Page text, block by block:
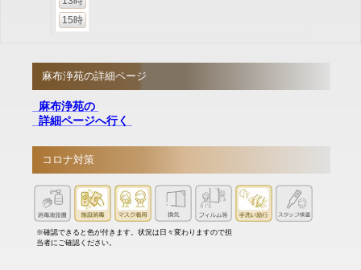
15時
麻布浄苑の詳細ページ
麻布浄苑の
詳細ページへ行く
コロナ対策
※確認できると色が付きます。状況は日々変わりますので担
当者にご確認ください。